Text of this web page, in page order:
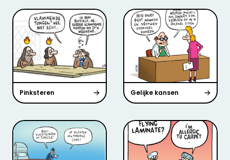
Pinksteren Gelijke kansen